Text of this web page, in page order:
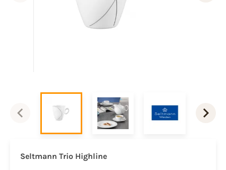
Seltmann Trio Highline